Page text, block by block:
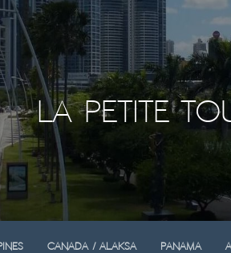
La Petite
Canada / Alaksa Panama